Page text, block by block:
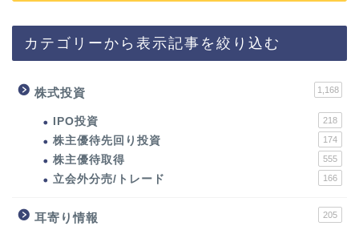
カテゴリーから表示記事を絞り込む
株式投資 1,168
IPO投資 218
株主優待先回り投資 174
株主優待取得 555
立会外分売/トレード 166
耳寄り情報 205